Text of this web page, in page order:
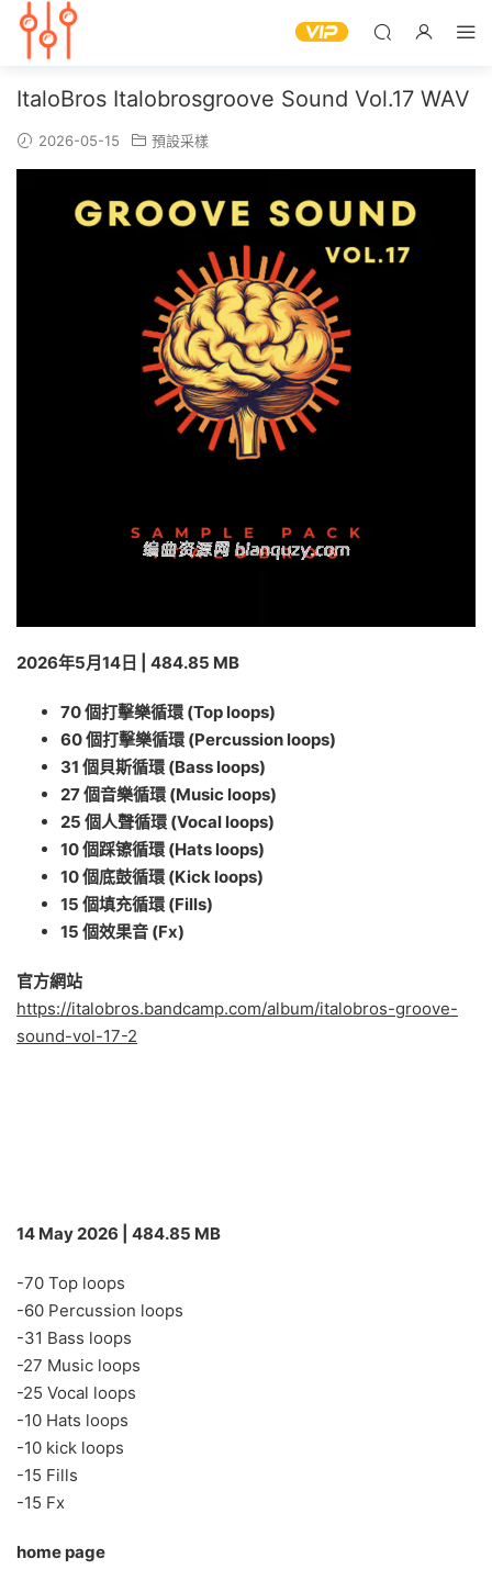
ItaloBros Italobrosgroove Sound Vol.17 WAV
2026-05-15 預設采樣
2026年5月14日 | 484.85 MB
70 個打擊樂循環 (Top loops)
60 個打擊樂循環 (Percussion loops)
31 個貝斯循環 (Bass loops)
27 個音樂循環 (Music loops)
25 個人聲循環 (Vocal loops)
10 個踩镲循環 (Hats loops)
10 個底鼓循環 (Kick loops)
15 個填充循環 (Fills)
15 個效果音 (Fx)
官方網站
https://italobros.bandcamp.com/album/italobros-groove-
sound-vol-17-2
14 May 2026 | 484.85 MB
-70 Top loops
-60 Percussion loops
-31 Bass loops
-27 Music loops
-25 Vocal loops
-10 Hats loops
-10 kick loops
-15 Fills
-15 Fx
home page